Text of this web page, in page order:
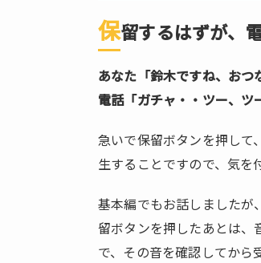
の
失
敗
保留
はず
電話
を切
って
保留するはずが、
あなた「鈴木ですね、おつ
電話「ガチャ・・ツー、ツ
急いで保留ボタンを押して
生することですので、気を
基本編でもお話しましたが、
留ボタンを押したあとは、
で、その音を確認してから